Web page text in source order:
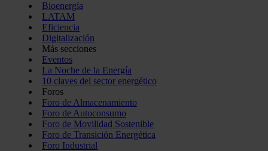
Bioenergía
LATAM
Eficiencia
Digitalización
Más secciones
Eventos
La Noche de la Energía
10 claves del sector energético
Foros
Foro de Almacenamiento
Foro de Autoconsumo
Foro de Movilidad Sostenible
Foro de Transición Energética
Foro Industrial